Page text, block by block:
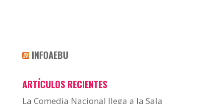
INFOAEBU
ARTÍCULOS RECIENTES
La Comedia Nacional llega a la Sala